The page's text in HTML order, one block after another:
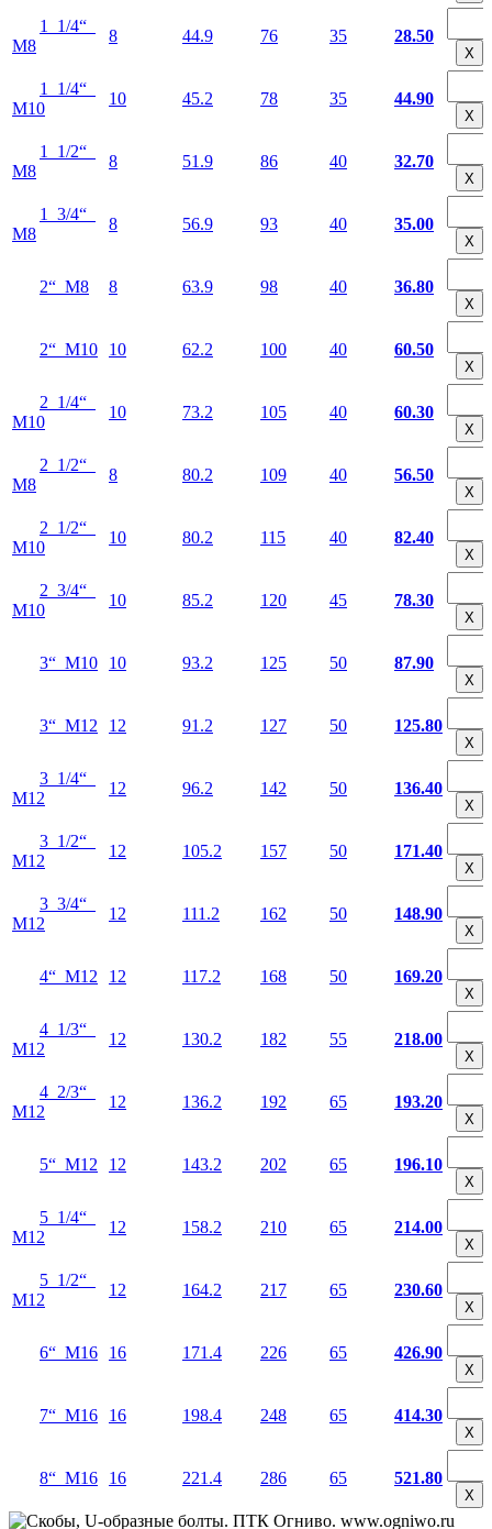
1 1/4“
М8
8 44.9 76 35 28.50
Х
1 1/4“
М10
10 45.2 78 35 44.90
Х
1 1/2“
М8
8 51.9 86 40 32.70
Х
1 3/4“
М8
8 56.9 93 40 35.00
Х
2“ М8 8 63.9 98 40 36.80
Х
2“ М10 10 62.2 100 40 60.50
Х
2 1/4“
М10
10 73.2 105 40 60.30
Х
2 1/2“
М8
8 80.2 109 40 56.50
Х
2 1/2“
М10
10 80.2 115 40 82.40
Х
2 3/4“
М10
10 85.2 120 45 78.30
Х
3“ М10 10 93.2 125 50 87.90
Х
3“ М12 12 91.2 127 50 125.80
Х
3 1/4“
М12
12 96.2 142 50 136.40
Х
3 1/2“
М12
12 105.2 157 50 171.40
Х
3 3/4“
М12
12 111.2 162 50 148.90
Х
4“ М12 12 117.2 168 50 169.20
Х
4 1/3“
М12
12 130.2 182 55 218.00
Х
4 2/3“
М12
12 136.2 192 65 193.20
Х
5“ М12 12 143.2 202 65 196.10
Х
5 1/4“
М12
12 158.2 210 65 214.00
Х
5 1/2“
М12
12 164.2 217 65 230.60
Х
6“ М16 16 171.4 226 65 426.90
Х
7“ М16 16 198.4 248 65 414.30
Х
8“ М16 16 221.4 286 65 521.80
Х